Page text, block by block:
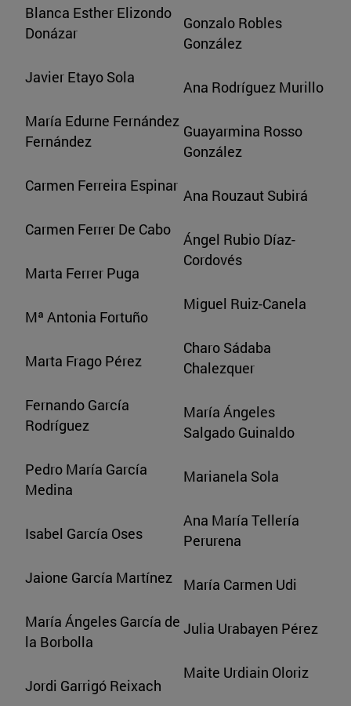
Blanca Esther Elizondo
Donázar
Javier Etayo Sola
María Edurne Fernández
Fernández
Carmen Ferreira Espinar
Carmen Ferrer De Cabo
Marta Ferrer Puga
Mª Antonia Fortuño
Marta Frago Pérez
Fernando García
Rodríguez
Pedro María García
Medina
Isabel García Oses
Jaione García Martínez
María Ángeles García de
la Borbolla
Jordi Garrigó Reixach
Gonzalo Robles
González
Ana Rodríguez Murillo
Guayarmina Rosso
González
Ana Rouzaut Subirá
Ángel Rubio Díaz-
Cordovés
Miguel Ruiz-Canela
Charo Sádaba
Chalezquer
María Ángeles
Salgado Guinaldo
Marianela Sola
Ana María Tellería
Perurena
María Carmen Udi
Julia Urabayen Pérez
Maite Urdiain Oloriz